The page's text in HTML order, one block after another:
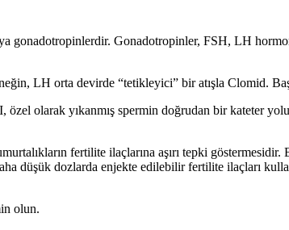
gonadotropinlerdir. Gonadotropinler, FSH, LH
LH orta devirde “tetikleyici” bir atışla Clomid.
olarak yıkanmış spermin doğrudan bir kateter
fertilite ilaçlarına aşırı tepki
düşük dozlarda enjekte edilebilir fertilite ilaçları
olun.